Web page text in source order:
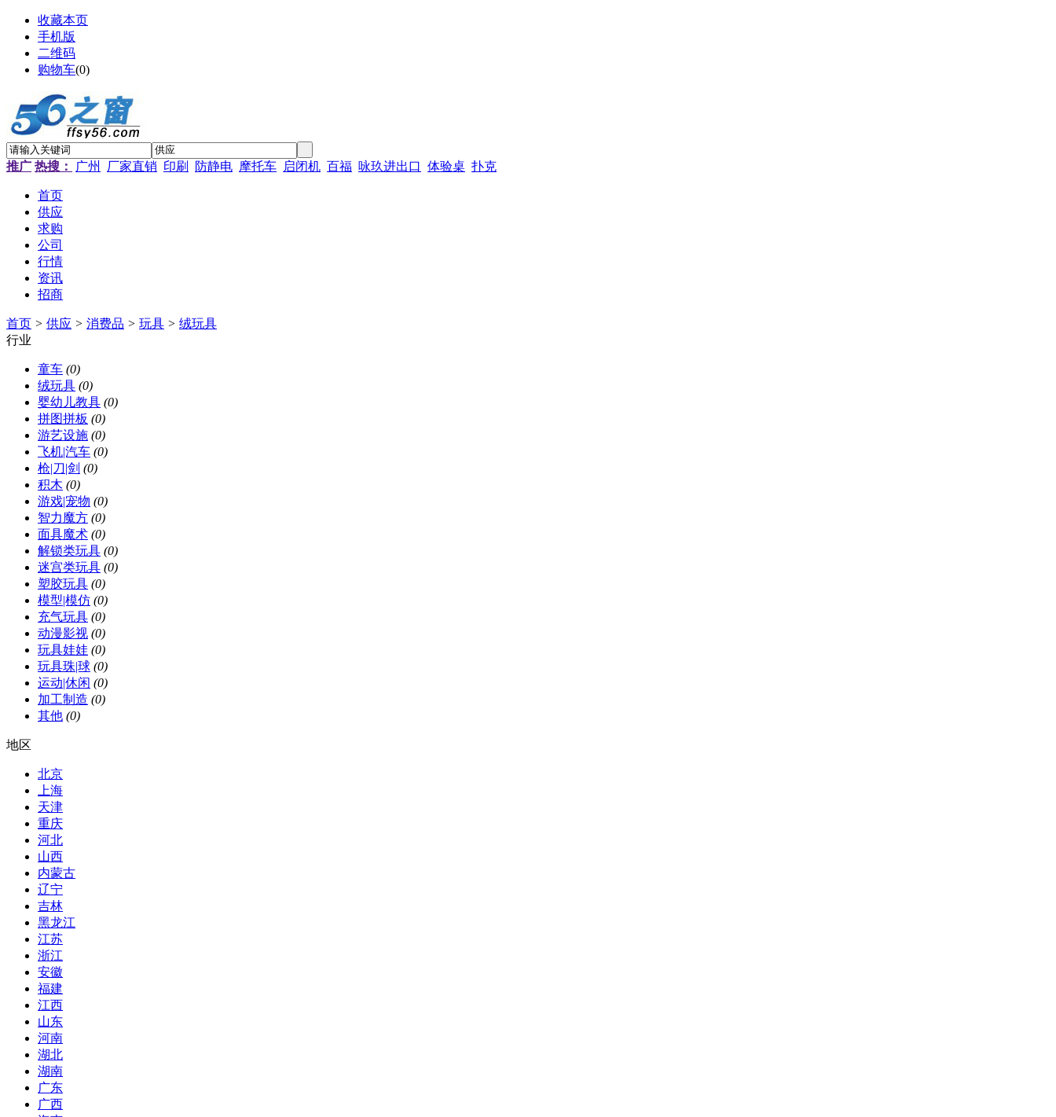
收藏本页
手机版
二维码
购物车(0)
推广 热搜： 广州 厂家直销 印刷 防静电 摩托车 启闭机 百福 咏玖进出口 体验桌 扑克
首页
供应
求购
公司
行情
资讯
招商
首页 > 供应 > 消费品 > 玩具 > 绒玩具
行业
童车 (0)
绒玩具 (0)
婴幼儿教具 (0)
拼图拼板 (0)
游艺设施 (0)
飞机|汽车 (0)
枪|刀|剑 (0)
积木 (0)
游戏|宠物 (0)
智力魔方 (0)
面具魔术 (0)
解锁类玩具 (0)
迷宫类玩具 (0)
塑胶玩具 (0)
模型|模仿 (0)
充气玩具 (0)
动漫影视 (0)
玩具娃娃 (0)
玩具珠|球 (0)
运动|休闲 (0)
加工制造 (0)
其他 (0)
地区
北京
上海
天津
重庆
河北
山西
内蒙古
辽宁
吉林
黑龙江
江苏
浙江
安徽
福建
江西
山东
河南
湖北
湖南
广东
广西